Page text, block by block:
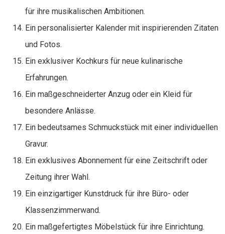
für ihre musikalischen Ambitionen.
Ein personalisierter Kalender mit inspirierenden Zitaten
und Fotos.
Ein exklusiver Kochkurs für neue kulinarische
Erfahrungen.
Ein maßgeschneiderter Anzug oder ein Kleid für
besondere Anlässe.
Ein bedeutsames Schmuckstück mit einer individuellen
Gravur.
Ein exklusives Abonnement für eine Zeitschrift oder
Zeitung ihrer Wahl.
Ein einzigartiger Kunstdruck für ihre Büro- oder
Klassenzimmerwand.
Ein maßgefertigtes Möbelstück für ihre Einrichtung.